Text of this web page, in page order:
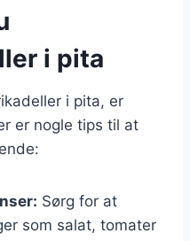
i pita
i pita, er
er nogle tips til at
Sørg for at
som salat, tomater